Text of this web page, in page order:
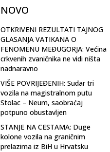
NOVO
OTKRIVENI REZULTATI TAJNOG
GLASANJA VATIKANA O
FENOMENU MEĐUGORJA: Većina
crkvenih zvaničnika ne vidi ništa
nadnaravno
VIŠE POVRIJEĐENIH: Sudar tri
vozila na magistralnom putu
Stolac – Neum, saobraćaj
potpuno obustavljen
STANJE NA CESTAMA: Duge
kolone vozila na graničnim
prelazima iz BiH u Hrvatsku